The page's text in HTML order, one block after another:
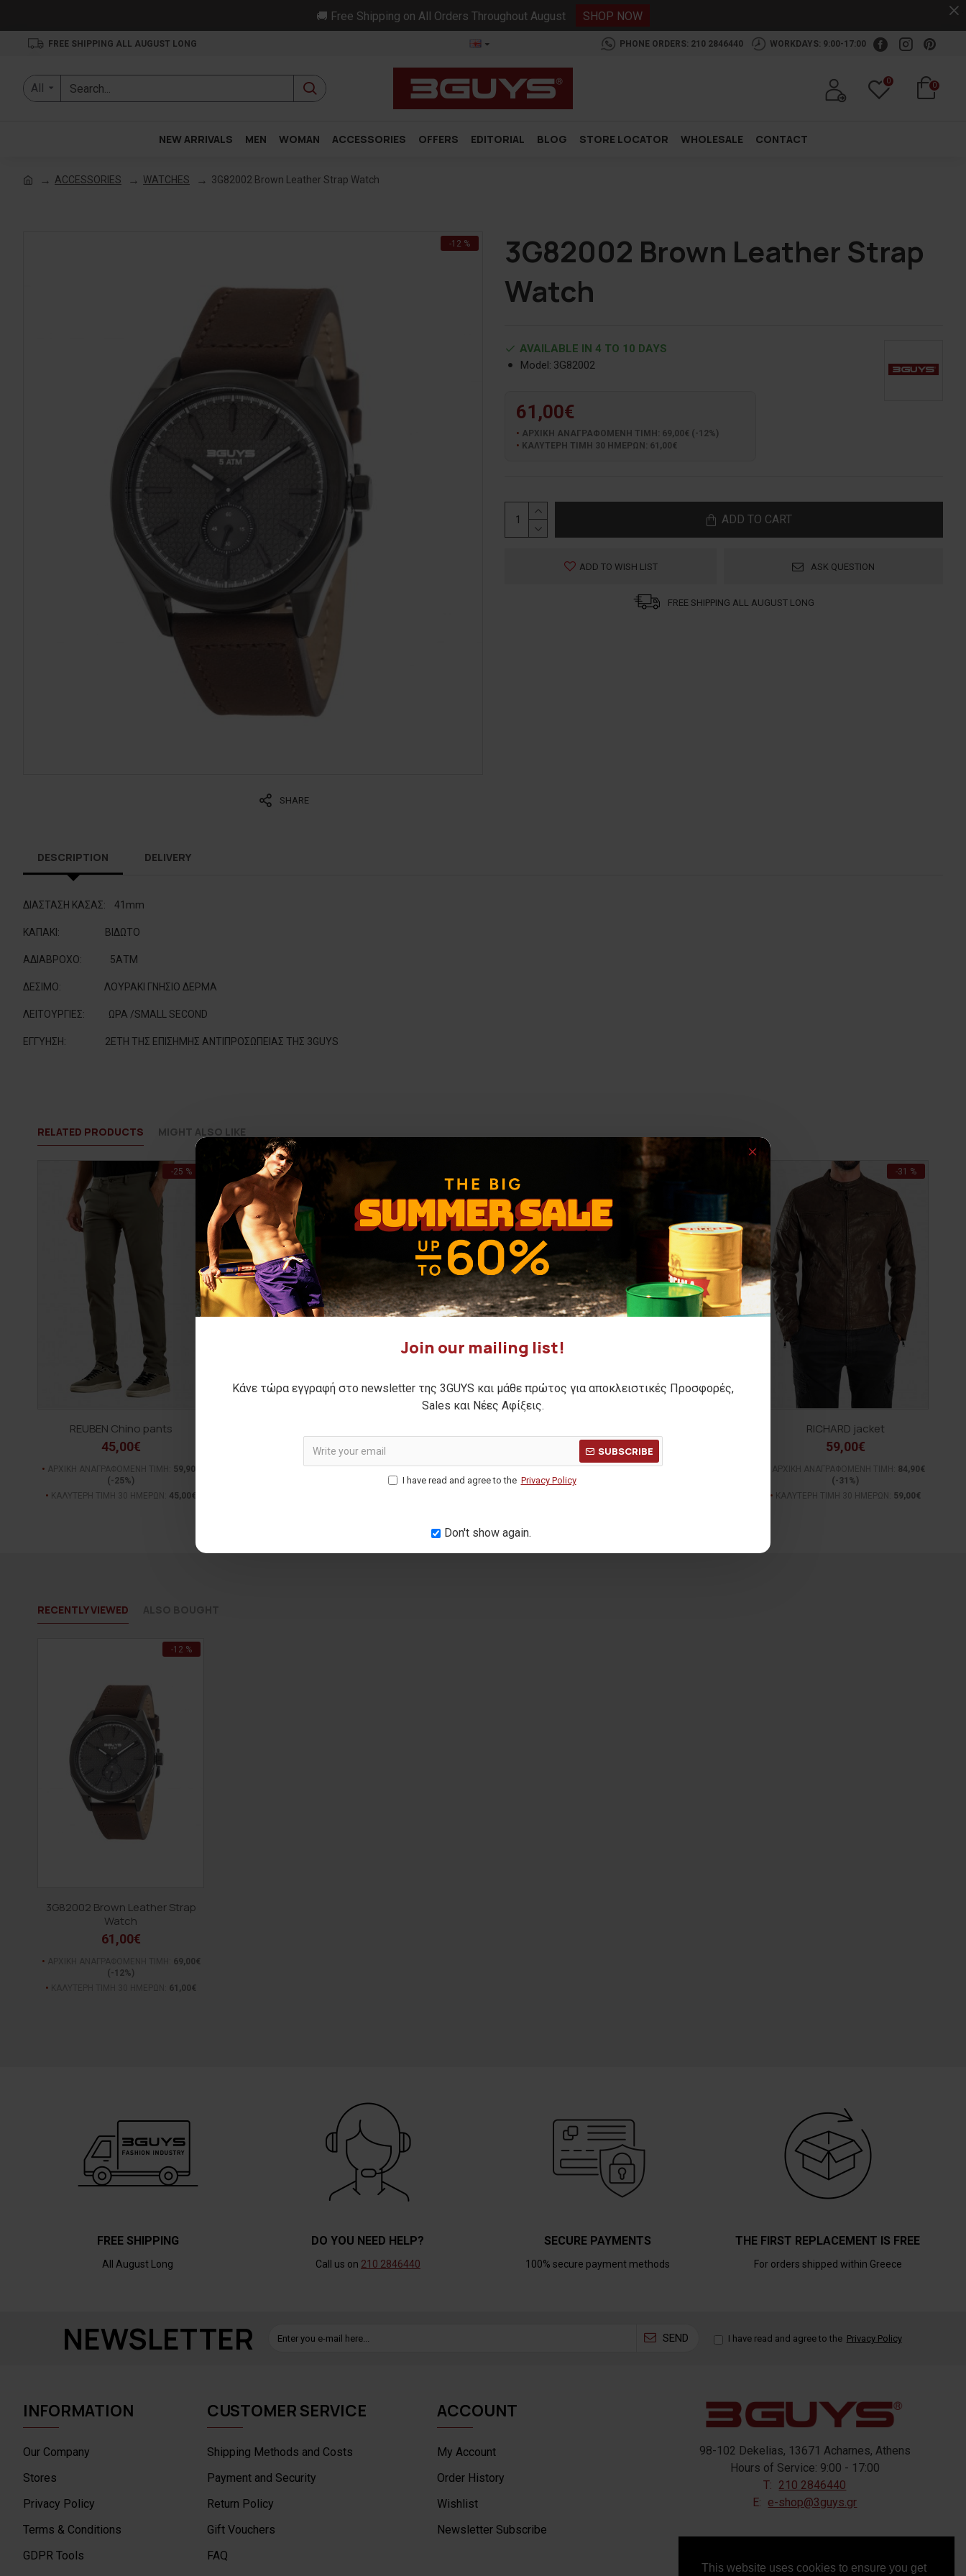
This website uses cookies to ensure you get
Join our mailing list!
Κάνε τώρα εγγραφή στο newsletter της 3GUYS και μάθε πρώτος για αποκλειστικές Προσφορές,
Sales και Νέες Αφίξεις.
SUBSCRIBE
I have read and agree to the Privacy Policy
Don't show again.
🚚 Free Shipping on All Orders Throughout August SHOP NOW
FREE SHIPPING ALL AUGUST LONG PHONE ORDERS: 210 2846440 WORKDAYS: 9:00-17:00
All
0 0
NEW ARRIVALS MEN WOMAN ACCESSORIES OFFERS EDITORIAL BLOG STORE LOCATOR WHOLESALE CONTACT
ACCESSORIES WATCHES 3G82002 Brown Leather Strap Watch
-12 %
SHARE
3G82002 Brown Leather Strap
Watch
AVAILABLE IN 4 TO 10 DAYS
Model: 3G82002
61,00€
ΑΡΧΙΚΗ ΑΝΑΓΡΑΦΟΜΕΝΗ ΤΙΜΗ: 69,00€ (-12%)
ΚΑΛΥΤΕΡΗ ΤΙΜΗ 30 ΗΜΕΡΩΝ: 61,00€
ADD TO CART
ADD TO WISH LIST ASK QUESTION
FREE SHIPPING ALL AUGUST LONG
DESCRIPTION DELIVERY
ΔΙΑΣΤΑΣΗ ΚΑΣΑΣ: 41mm
ΚΑΠΑΚΙ : BIΔΩΤΟ
ΑΔΙΑΒΡΟΧΟ: 5ΑΤΜ
ΔΕΣΙΜΟ: ΛΟΥΡΑΚΙ ΓΝΗΣΙΟ ΔΕΡΜΑ
ΛΕΙΤΟΥΡΓΙΕΣ: ΩΡΑ /SMALL SECOND
ΕΓΓΥΗΣΗ: 2ΕΤΗ ΤΗΣ ΕΠΙΣΗΜΗΣ ΑΝΤΙΠΡΟΣΩΠΕΙΑΣ ΤΗΣ 3GUYS
RELATED PRODUCTS MIGHT ALSO LIKE
-25 %
REUBEN Chino pants
45,00€
ΑΡΧΙΚΗ ΑΝΑΓΡΑΦΟΜΕΝΗ ΤΙΜΗ:
59,90€
(-25%)
ΚΑΛΥΤΕΡΗ ΤΙΜΗ 30 ΗΜΕΡΩΝ:
45,00€
59,00€
ΑΡΧΙΚΗ ΑΝΑΓΡΑΦΟΜΕΝΗ ΤΙΜΗ:84,90€
ΑΡΧΙΚΗ ΑΝΑΓΡΑΦΟΜΕΝΗ ΤΙΜΗ:69,90€
(-30%)
45,00€
ΑΡΧΙΚΗ ΑΝΑΓΡΑΦΟΜΕΝΗ ΤΙΜΗ:
-31 %
RICHARD jacket
59,00€
ΑΡΧΙΚΗ ΑΝΑΓΡΑΦΟΜΕΝΗ ΤΙΜΗ:
84,90€
(-31%)
ΚΑΛΥΤΕΡΗ ΤΙΜΗ 30 ΗΜΕΡΩΝ:
59,00€
RECENTLY VIEWED
-12 %
3G82002 Brown Leather Strap
Watch
61,00€
69,00€
(-12%)
61,00€
FREE SHIPPING
All August Long
DO YOU NEED HELP?
Call us on 210 2846440
SECURE PAYMENTS
100% secure payment methods
THE FIRST REPLACEMENT IS FREE
For orders shipped within Greece
NEWSLETTER SEND I have read and agree to the Privacy Policy
INFORMATION
Our Company
Stores
Privacy Policy
Terms & Conditions
GDPR Tools
CUSTOMER SERVICE
Shipping Methods and Costs
Payment and Security
Return Policy
Gift Vouchers
FAQ
ACCOUNT
My Account
Order History
Wishlist
Newsletter Subscribe
98-102 Dekelias, 13671 Acharnes, Athens
Hours of Service: 9:00 - 17:00
T: 210 2846440
E: e-shop@3guys.gr